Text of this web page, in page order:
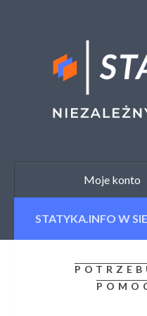
Moje konto
STATYKA.INFO W